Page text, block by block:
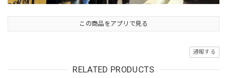
この商品をアプリで見る
通報する
RELATED PRODUCTS